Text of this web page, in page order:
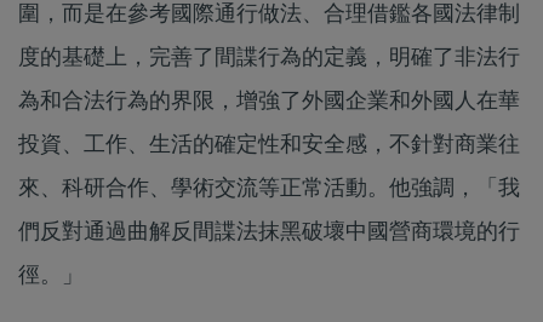
圍，而是在參考國際通行做法、合理借鑑各國法律制
度的基礎上，完善了間諜行為的定義，明確了非法行
為和合法行為的界限，增強了外國企業和外國人在華
投資、工作、生活的確定性和安全感，不針對商業往
來、科研合作、學術交流等正常活動。他強調，「我
們反對通過曲解反間諜法抹黑破壞中國營商環境的行
徑。」